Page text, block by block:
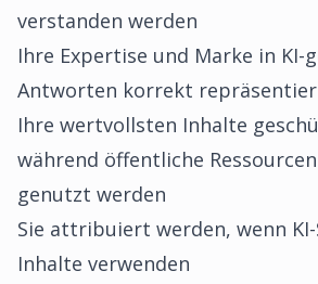
verstanden werden
Ihre Expertise und Marke in KI-
Antworten korrekt
Ihre wertvollsten Inhalte
während öffentliche
genutzt werden
Sie attribuiert werden, wenn
Inhalte verwenden